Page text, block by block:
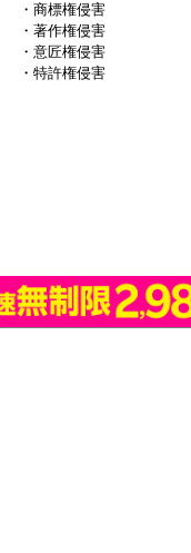
・商標権侵害
・著作権侵害
・意匠権侵害
・特許権侵害